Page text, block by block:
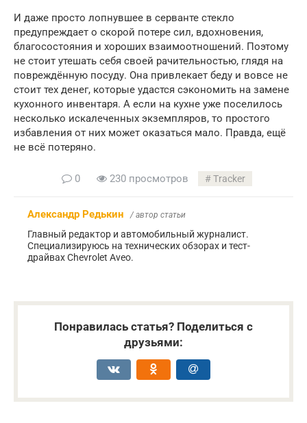
И даже просто лопнувшее в серванте стекло
предупреждает о скорой потере сил, вдохновения,
благосостояния и хороших взаимоотношений. Поэтому
не стоит утешать себя своей рачительностью, глядя на
повреждённую посуду. Она привлекает беду и вовсе не
стоит тех денег, которые удастся сэкономить на замене
кухонного инвентаря. А если на кухне уже поселилось
несколько искалеченных экземпляров, то простого
избавления от них может оказаться мало. Правда, ещё
не всё потеряно.
0 230 просмотров Tracker
Александр Редькин / автор статьи
Главный редактор и автомобильный журналист.
Специализируюсь на технических обзорах и тест-
драйвах Chevrolet Aveo.
Понравилась статья? Поделиться с
друзьями: